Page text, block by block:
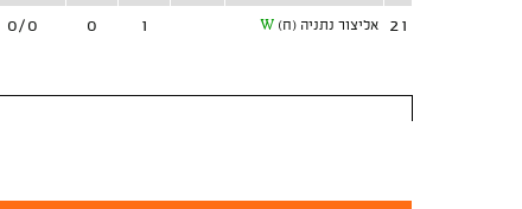
21 אליצור נתניה (ח) W
1
0
0/0